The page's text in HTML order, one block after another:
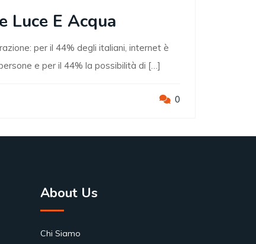
Luce E Acqua
per il 44% degli italiani, internet è
e per il 44% la possibilità di […]
0
About Us
Chi Siamo